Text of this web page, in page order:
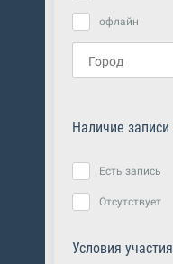
офлайн
Наличие записи
Есть запись
Отсутствует
Условия участия